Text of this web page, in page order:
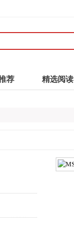
荐 精选阅读